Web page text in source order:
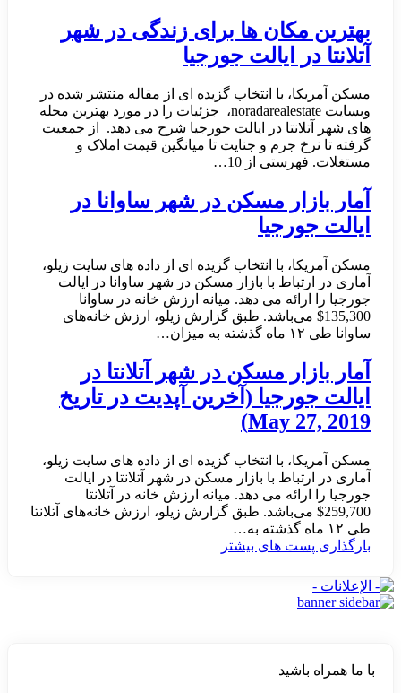
بهترین مکان ها برای زندگی در شهر
آتلانتا در ایالت جورجیا
مسکن آمریکا، با انتخاب گزیده ای از مقاله منتشر شده در
وبسایت noradarealestate، جزئیات را در مورد بهترین محله
های شهر آتلانتا در ایالت جورجیا شرح می دهد. از جمعیت
گرفته تا نرخ جرم و جنایت تا میانگین قیمت املاک و
مستغلات. فهرستی از 10…
آمار بازار مسکن در شهر ساوانا در
ایالت جورجیا
مسکن آمریکا، با انتخاب گزیده ای از داده های سایت زیلو،
آماری در ارتباط با بازار مسکن در شهر ساوانا در ایالت
جورجیا را ارائه می دهد. میانه ارزش خانه در ساوانا
135,300$ می‌باشد. طبق گزارش زیلو، ارزش خانه‌های
ساوانا طی ۱۲ ماه گذشته به میزان…
آمار بازار مسکن در شهر آتلانتا در
ایالت جورجیا (آخرین آپدیت در تاریخ
May 27, 2019)
مسکن آمریکا، با انتخاب گزیده ای از داده های سایت زیلو،
آماری در ارتباط با بازار مسکن در شهر آتلانتا در ایالت
جورجیا را ارائه می دهد. میانه ارزش خانه در آتلانتا
259,700$ می‌باشد. طبق گزارش زیلو، ارزش خانه‌های آتلانتا
طی ۱۲ ماه گذشته به…
بارگذاری پست های بیشتر
با ما همراه باشید